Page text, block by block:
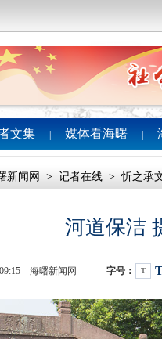
文集 媒体看海曙
新闻网 > 记者在线 >忻之承
河道保洁
海曙新闻网 字号： T